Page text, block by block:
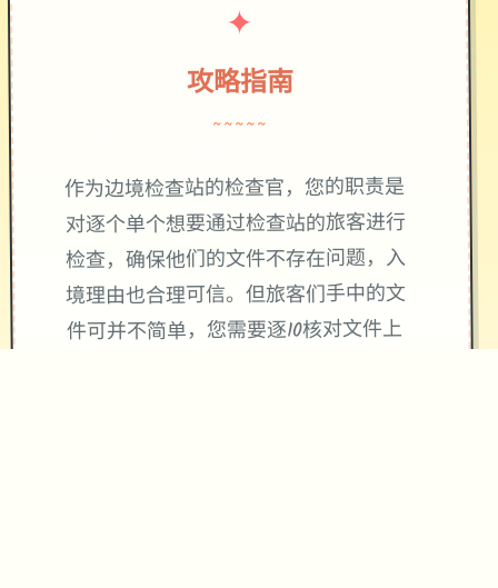
✦
攻略指南
~~~~~
作为边境检查站的检查官，您的职责是
对逐个单个想要通过检查站的旅客进行
检查，确保他们的文件不存在问题，入
境理由也合理可信。但旅客们手中的文
件可并不简单，您需要逐10核对文件上